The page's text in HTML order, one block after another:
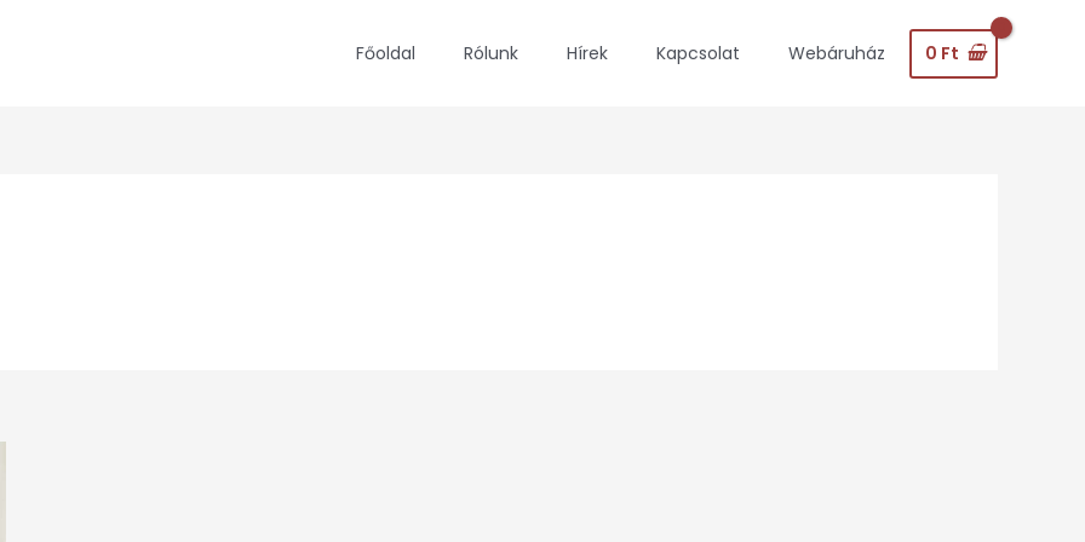
Főoldal Rólunk Hírek Kapcsolat Webáruház 0 Ft